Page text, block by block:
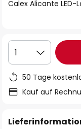
Calex Alicante LED-
1
50 Tage
Kauf auf